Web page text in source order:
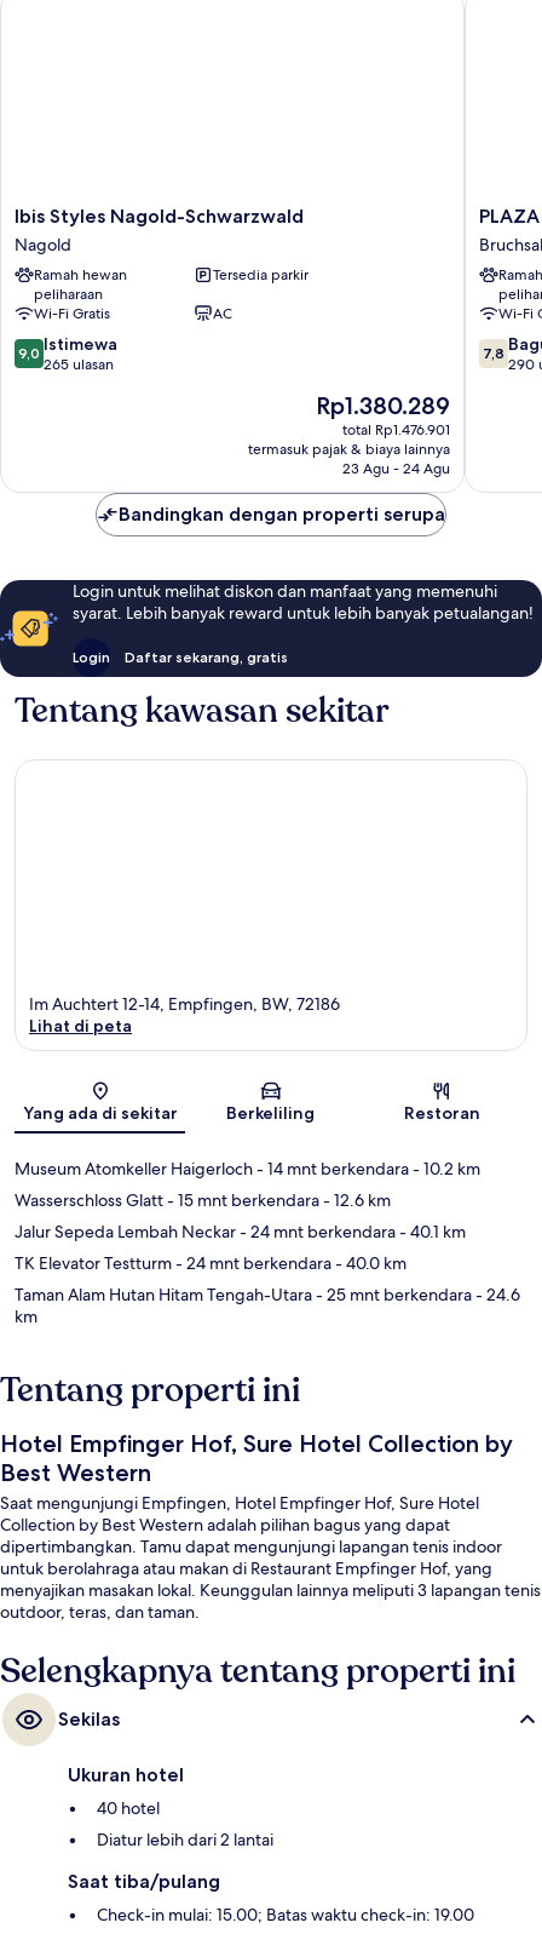
Safe
Ibis
Styles
Nagold-
Schwarzwald
Nagold
Ibis Styles Nagold-Schwarzwald
Nagold
Ramah hewan
peliharaan
Tersedia parkir
Wi-Fi Gratis
AC
9.0
dari
9,0 Istimewa
265 ulasan
Harga
sekarang
Rp1.380.289
Rp1.380.289
total Rp1.476.901
termasuk pajak & biaya lainnya
23 Agu - 24 Agu
PLAZA
INN
Bruchsal
Bruchsal
Bruchsal
Wi-Fi
7.8
dari
7,8
290
Bandingkan dengan properti serupa
Login untuk melihat diskon dan manfaat yang memenuhi
syarat. Lebih banyak reward untuk lebih banyak petualangan!
Login Daftar sekarang, gratis
Tentang kawasan sekitar
Peta
Im Auchtert 12-14, Empfingen, BW, 72186
Lihat di peta
Yang ada di sekitar Berkeliling Restoran
Museum Atomkeller Haigerloch- 14 mnt berkendara- 10.2 km
Wasserschloss Glatt- 15 mnt berkendara- 12.6 km
Jalur Sepeda Lembah Neckar- 24 mnt berkendara- 40.1 km
TK Elevator Testturm- 24 mnt berkendara- 40.0 km
Taman Alam Hutan Hitam Tengah-Utara- 25 mnt berkendara- 24.6
km
Tentang properti ini
Hotel Empfinger Hof, Sure Hotel Collection by
Best Western
Saat mengunjungi Empfingen, Hotel Empfinger Hof, Sure Hotel
Collection by Best Western adalah pilihan bagus yang dapat
dipertimbangkan. Tamu dapat mengunjungi lapangan tenis indoor
untuk berolahraga atau makan di Restaurant Empfinger Hof, yang
menyajikan masakan lokal. Keunggulan lainnya meliputi 3 lapangan tenis
outdoor, teras, dan taman.
Selengkapnya tentang properti ini
Sekilas
Ukuran hotel
40 hotel
Diatur lebih dari 2 lantai
Saat tiba/pulang
Check-in mulai: 15.00; Batas waktu check-in: 19.00